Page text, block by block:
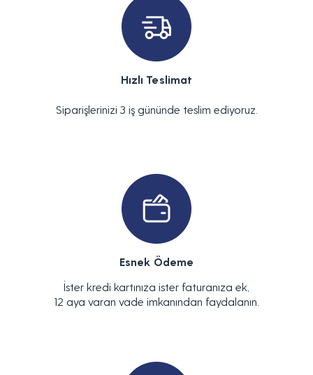
Hızlı Teslimat
Siparişlerinizi 3 iş gününde teslim ediyoruz.
Esnek Ödeme
İster kredi kartınıza ister faturanıza ek,
12 aya varan vade imkanından faydalanın.